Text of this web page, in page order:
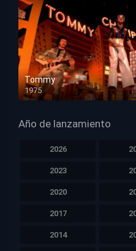
Tommy
1975
HD 1080p
Año de lanzamiento
2026
2023
2020
2017
2014